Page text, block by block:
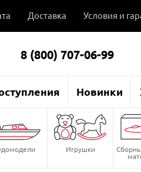
Доставка Условия и
8 (800) 707-06-99
Новинки
Игрушки